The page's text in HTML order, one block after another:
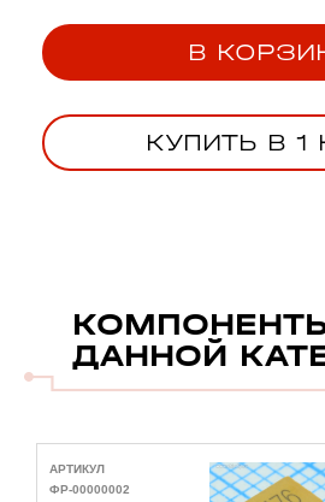
В
КУПИТЬ В 1
ДАННОЙ
АРТИКУЛ
ФР-00000002